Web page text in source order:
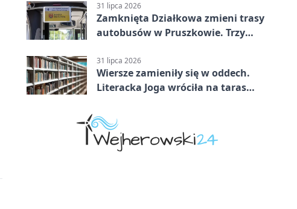
31 lipca 2026
Zamknięta Działkowa zmieni trasy
autobusów w Pruszkowie. Trzy
31 lipca 2026
Wiersze zamieniły się w oddech.
Literacka Joga wróciła na taras